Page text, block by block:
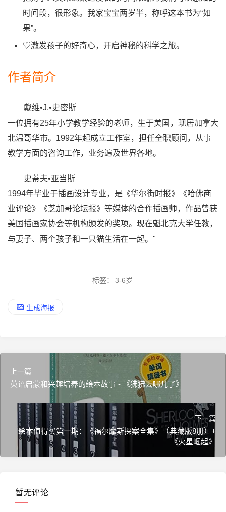
时间段，很形象。我家宝宝两岁半，称呼这本书为“如
果”。
♡激发孩子的好奇心，开启神秘的科学之旅。
作者简介
戴维•J.•史密斯
一位拥有25年小学教学经验的老师，生于美国，现居加拿大
北温哥华市。1992年起成立工作室，担任全职顾问，从事
教学方面的咨询工作，业务遍及世界各地。
史蒂夫•亚当斯
1994年毕业于插画设计专业，是《华尔街时报》《哈佛商
业评论》《芝加哥论坛报》等媒体的合作插画师，作品曾获
美国插画家协会等机构颁发的奖项。现在魁北克大学任教，
与妻子、两个孩子和一只猫生活在一起。"
标签： 3-6岁
生成海报
上一篇
英语启蒙和兴趣培养的绘本故事 - 《狒狒去哪儿了》
下一篇
绘本值得买第一期：《福尔摩斯探案全集》（典藏版8册）+
《火星崛起》
暂无评论